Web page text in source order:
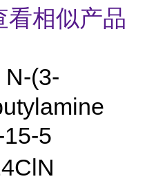
看相似产品
(3-
5